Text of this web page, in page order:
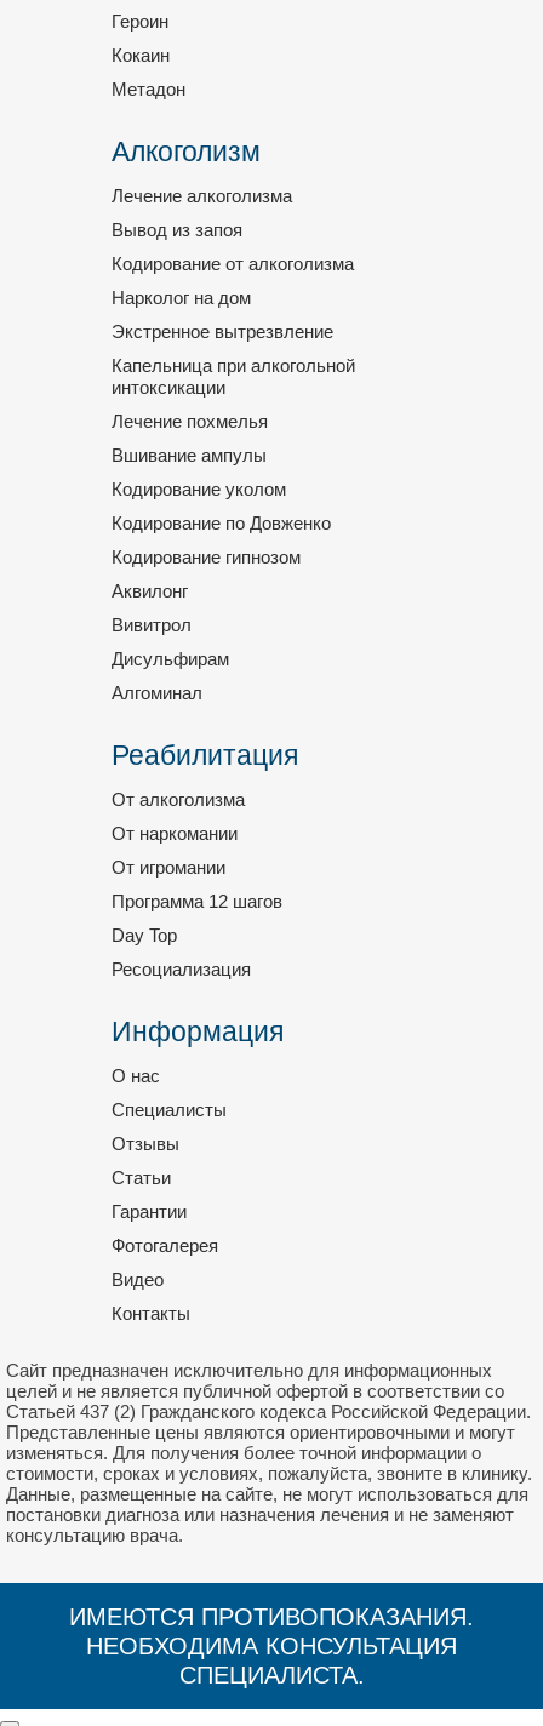
Героин
Кокаин
Метадон
Алкоголизм
Лечение алкоголизма
Вывод из запоя
Кодирование от алкоголизма
Нарколог на дом
Экстренное вытрезвление
Капельница при алкогольной
интоксикации
Лечение похмелья
Вшивание ампулы
Кодирование уколом
Кодирование по Довженко
Кодирование гипнозом
Аквилонг
Вивитрол
Дисульфирам
Алгоминал
Реабилитация
От алкоголизма
От наркомании
От игромании
Программа 12 шагов
Day Top
Ресоциализация
Информация
О нас
Специалисты
Отзывы
Статьи
Гарантии
Фотогалерея
Видео
Контакты
Сайт предназначен исключительно для информационных
целей и не является публичной офертой в соответствии со
Статьей 437 (2) Гражданского кодекса Российской Федерации.
Представленные цены являются ориентировочными и могут
изменяться. Для получения более точной информации о
стоимости, сроках и условиях, пожалуйста, звоните в клинику.
Данные, размещенные на сайте, не могут использоваться для
постановки диагноза или назначения лечения и не заменяют
консультацию врача.
ИМЕЮТСЯ ПРОТИВОПОКАЗАНИЯ.
НЕОБХОДИМА КОНСУЛЬТАЦИЯ
СПЕЦИАЛИСТА.